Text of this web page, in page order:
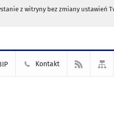
z witryny bez zmiany ustawień
Kontakt